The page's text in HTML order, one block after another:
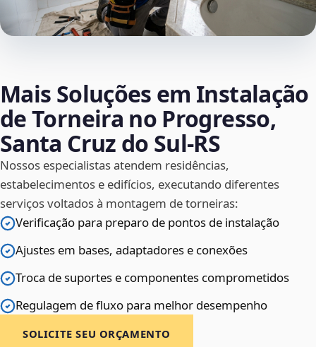
Mais Soluções em Instalação
de Torneira no Progresso,
Santa Cruz do Sul‑RS
Nossos especialistas atendem residências,
estabelecimentos e edifícios, executando diferentes
serviços voltados à montagem de torneiras:
Verificação para preparo de pontos de instalação
Ajustes em bases, adaptadores e conexões
Troca de suportes e componentes comprometidos
Regulagem de fluxo para melhor desempenho
SOLICITE SEU ORÇAMENTO